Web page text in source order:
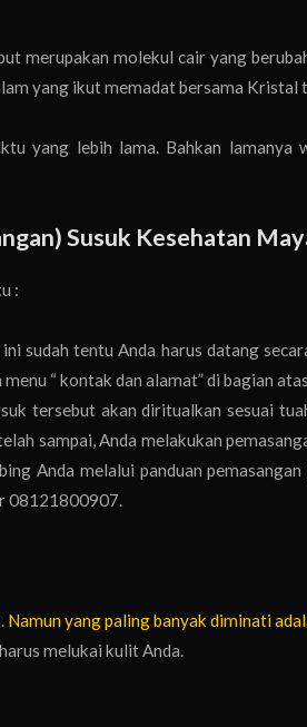
merupakan molekul cair yang
yang ikut memadat bersama Kristal
yang lebih lama. Bahkan lamanya
Susuk Kesehatan
:
sudah tentu Anda harus datang
“ kontak dan alamat” di bagian
tersebut akan diritualkan sesuai
sampai, Anda melakukan
Anda melalui panduan
08121800907.
Namun yang paling banyak diminati
melukai kulit Anda.